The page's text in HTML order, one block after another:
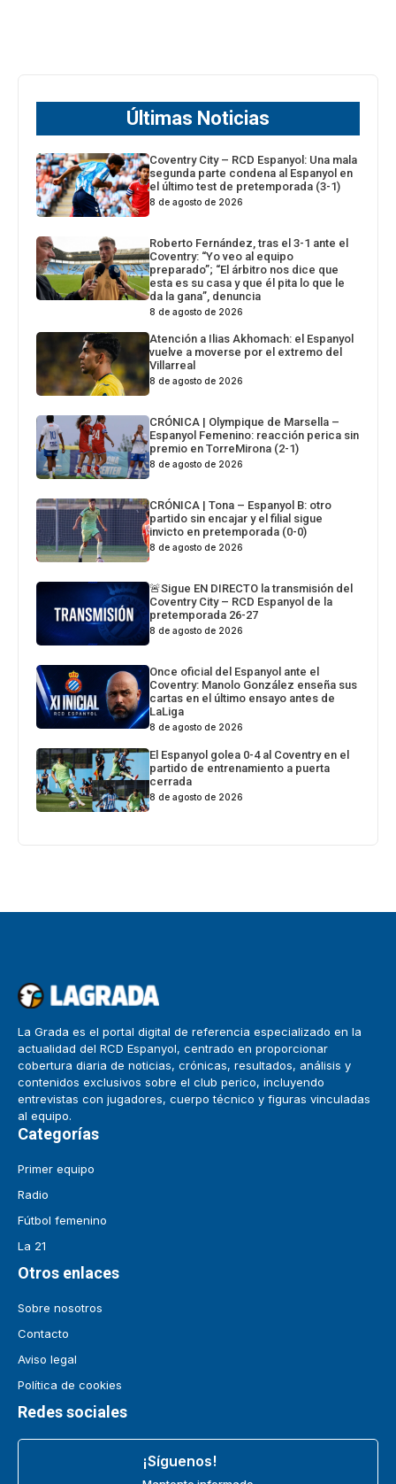
Últimas Noticias
Coventry City – RCD Espanyol: Una mala
segunda parte condena al Espanyol en
el último test de pretemporada (3-1)
8 de agosto de 2026
Roberto Fernández, tras el 3-1 ante el
Coventry: “Yo veo al equipo
preparado”; “El árbitro nos dice que
esta es su casa y que él pita lo que le
da la gana”, denuncia
8 de agosto de 2026
Atención a Ilias Akhomach: el Espanyol
vuelve a moverse por el extremo del
Villarreal
8 de agosto de 2026
CRÓNICA | Olympique de Marsella –
Espanyol Femenino: reacción perica sin
premio en TorreMirona (2-1)
8 de agosto de 2026
CRÓNICA | Tona – Espanyol B: otro
partido sin encajar y el filial sigue
invicto en pretemporada (0-0)
8 de agosto de 2026
🚨Sigue EN DIRECTO la transmisión del
Coventry City – RCD Espanyol de la
pretemporada 26-27
8 de agosto de 2026
Once oficial del Espanyol ante el
Coventry: Manolo González enseña sus
cartas en el último ensayo antes de
LaLiga
8 de agosto de 2026
El Espanyol golea 0-4 al Coventry en el
partido de entrenamiento a puerta
cerrada
8 de agosto de 2026
La Grada es el portal digital de referencia especializado en la
actualidad del RCD Espanyol, centrado en proporcionar
cobertura diaria de noticias, crónicas, resultados, análisis y
contenidos exclusivos sobre el club perico, incluyendo
entrevistas con jugadores, cuerpo técnico y figuras vinculadas
al equipo.
Categorías
Primer equipo
Radio
Fútbol femenino
La 21
Otros enlaces
Sobre nosotros
Contacto
Aviso legal
Política de cookies
Redes sociales
¡Síguenos!